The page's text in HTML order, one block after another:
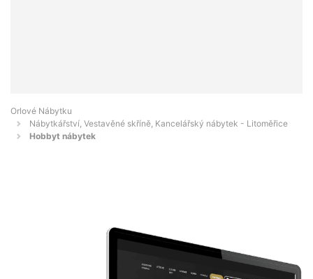
Orlové Nábytku
Nábytkářství, Vestavěné skříně, Kancelářský nábytek - Litoměřice
Hobbyt nábytek